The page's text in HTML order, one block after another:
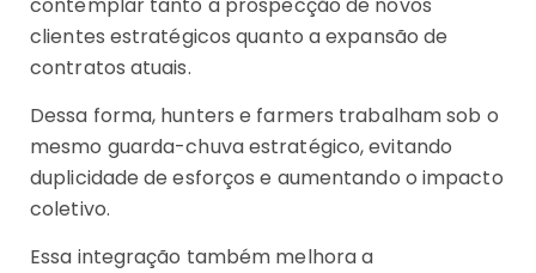
clientes estratégicos quanto a expansão de
contratos atuais.
Dessa forma, hunters e farmers trabalham sob o
mesmo guarda-chuva estratégico, evitando
duplicidade de esforços e aumentando o impacto
coletivo.
Essa integração também melhora a